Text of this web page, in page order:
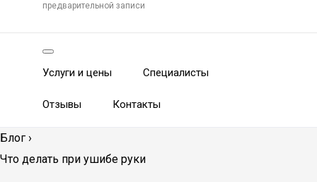
предварительной записи
Услуги и цены Специалисты
Отзывы Контакты
Блог ›
Что делать при ушибе руки